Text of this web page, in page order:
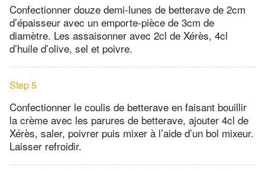
Confectionner douze demi-lunes de betterave de 2cm
d’épaisseur avec un emporte-pièce de 3cm de
diamètre. Les assaisonner avec 2cl de Xérès, 4cl
d’huile d’olive, sel et poivre.
Step 5
Confectionner le coulis de betterave en faisant bouillir
la crème avec les parures de betterave, ajouter 4cl de
Xérès, saler, poivrer puis mixer à l’aide d’un bol mixeur.
Laisser refroidir.